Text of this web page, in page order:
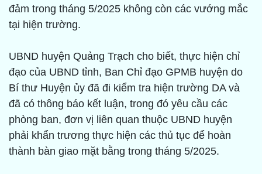
đảm trong tháng 5/2025 không còn các vướng mắc
tại hiện trường.
UBND huyện Quảng Trạch cho biết, thực hiện chỉ
đạo của UBND tỉnh, Ban Chỉ đạo GPMB huyện do
Bí thư Huyện ủy đã đi kiểm tra hiện trường DA và
đã có thông báo kết luận, trong đó yêu cầu các
phòng ban, đơn vị liên quan thuộc UBND huyện
phải khẩn trương thực hiện các thủ tục để hoàn
thành bàn giao mặt bằng trong tháng 5/2025.